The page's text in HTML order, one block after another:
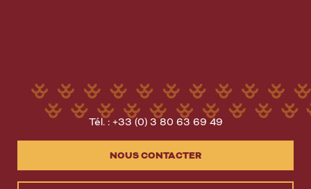
Tél. : +33 (0) 3 80 63 69 49
NOUS CONTACTER